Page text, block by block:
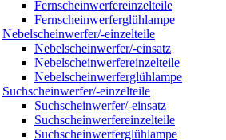
Fernscheinwerfereinzelteile
Fernscheinwerferglühlampe
Nebelscheinwerfer/-einzelteile
Nebelscheinwerfer/-einsatz
Nebelscheinwerfereinzelteile
Nebelscheinwerferglühlampe
Suchscheinwerfer/-einzelteile
Suchscheinwerfer/-einsatz
Suchscheinwerfereinzelteile
Suchscheinwerferglühlampe